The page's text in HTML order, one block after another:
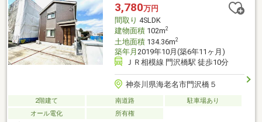
3,780万円
間取り 4SLDK
建物面積102m2
土地面積134.36m2
築年月 2019年10月(築6年11ヶ月)
ＪＲ相模線 門沢橋駅 徒歩10分
神奈川県海老名市門沢橋５
2階建て 南道路
駐車場あり
オール電化
所有権